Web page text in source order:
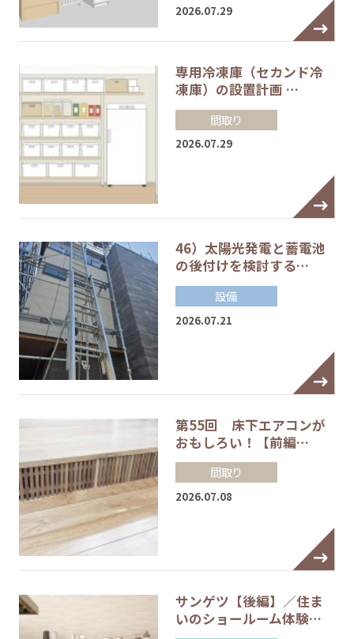
2026.07.29
専用冷凍庫（セカンド冷
凍庫）の設置計画 …
間取り
2026.07.29
46）太陽光発電と蓄電池
の後付けを検討する…
設備
2026.07.21
第55回 床下エアコンが
おもしろい！【前編…
間取り
2026.07.08
サンゲツ【後編】／住ま
いのショールーム体験…